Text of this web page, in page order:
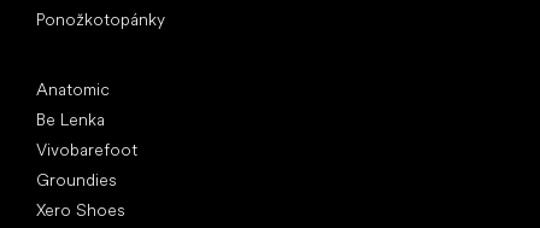
Ponožkotopánky
Anatomic
Be Lenka
Vivobarefoot
Groundies
Xero Shoes